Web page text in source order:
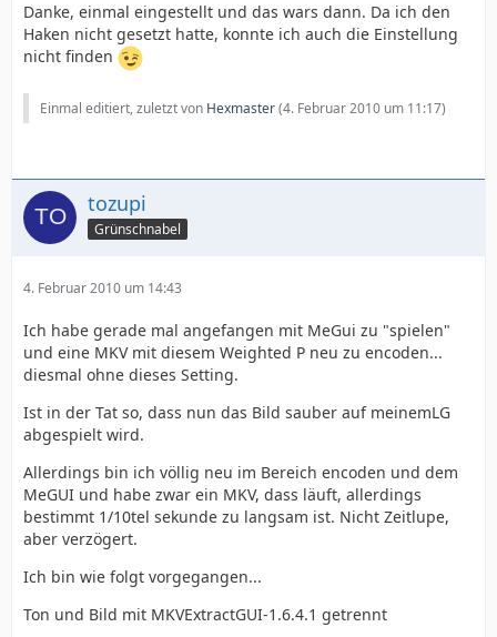
Danke, einmal eingestellt und das wars dann. Da ich den
Haken nicht gesetzt hatte, konnte ich auch die Einstellung
nicht finden
Einmal editiert, zuletzt von Hexmaster(4. Februar 2010 um 11:17)
tozupi
Grünschnabel
4. Februar 2010 um 14:43
Ich habe gerade mal angefangen mit MeGui zu "spielen"
und eine MKV mit diesem Weighted P neu zu encoden...
diesmal ohne dieses Setting.
Ist in der Tat so, dass nun das Bild sauber auf meinemLG
abgespielt wird.
Allerdings bin ich völlig neu im Bereich encoden und dem
MeGUI und habe zwar ein MKV, dass läuft, allerdings
bestimmt 1/10tel sekunde zu langsam ist. Nicht Zeitlupe,
aber verzögert.
Ich bin wie folgt vorgegangen...
Ton und Bild mit MKVExtractGUI-1.6.4.1 getrennt